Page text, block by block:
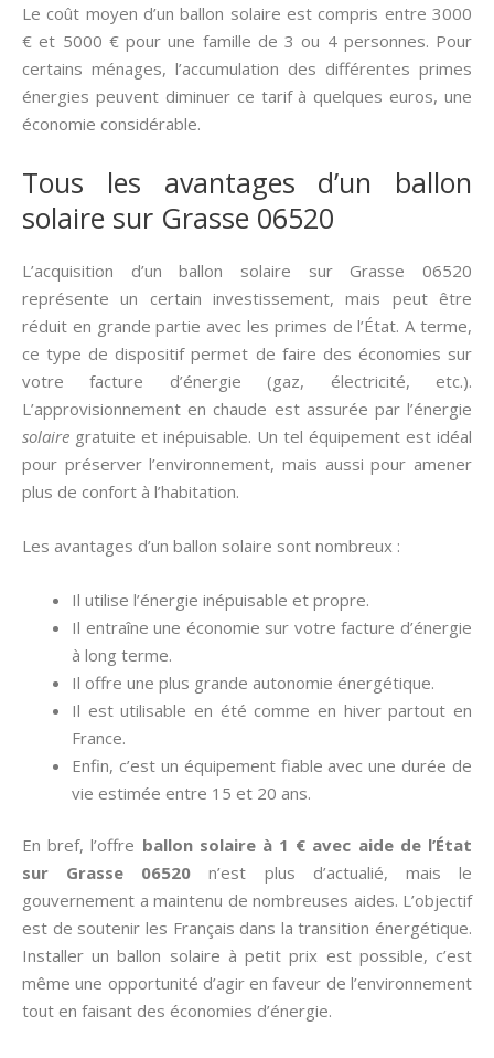
Le coût moyen d’un ballon solaire est compris entre 3000
€ et 5000 € pour une famille de 3 ou 4 personnes. Pour
certains ménages, l’accumulation des différentes primes
énergies peuvent diminuer ce tarif à quelques euros, une
économie considérable.
Tous les avantages d’un ballon
solaire sur Grasse 06520
L’acquisition d’un ballon solaire sur Grasse 06520
représente un certain investissement, mais peut être
réduit en grande partie avec les primes de l’État. A terme,
ce type de dispositif permet de faire des économies sur
votre facture d’énergie (gaz, électricité, etc.).
L’approvisionnement en chaude est assurée par l’énergie
solaire gratuite et inépuisable. Un tel équipement est idéal
pour préserver l’environnement, mais aussi pour amener
plus de confort à l’habitation.
Les avantages d’un ballon solaire sont nombreux :
Il utilise l’énergie inépuisable et propre.
Il entraîne une économie sur votre facture d’énergie
à long terme.
Il offre une plus grande autonomie énergétique.
Il est utilisable en été comme en hiver partout en
France.
Enfin, c’est un équipement fiable avec une durée de
vie estimée entre 15 et 20 ans.
En bref, l’offre ballon solaire à 1 € avec aide de l’État
sur Grasse 06520 n’est plus d’actualié, mais le
gouvernement a maintenu de nombreuses aides. L’objectif
est de soutenir les Français dans la transition énergétique.
Installer un ballon solaire à petit prix est possible, c’est
même une opportunité d’agir en faveur de l’environnement
tout en faisant des économies d’énergie.